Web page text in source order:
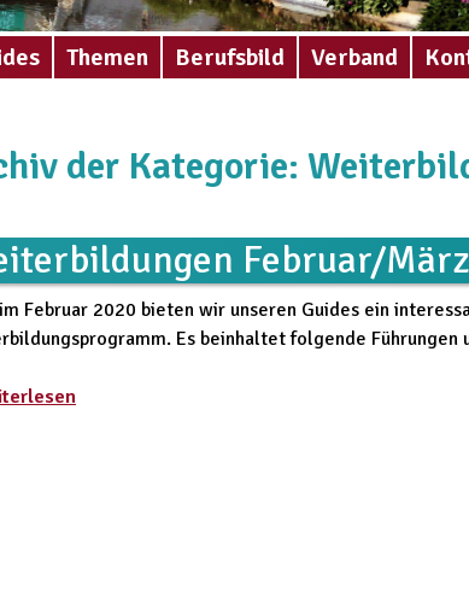
Themen Berufsbild Verband
der Kategorie:
Februar/
Februar 2020 bieten wir unseren Guides ein
Es beinhaltet folgende Führungen